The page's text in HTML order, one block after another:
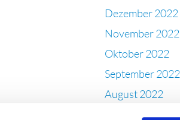
Dezember 2022
November 2022
Oktober 2022
September 2022
August 2022
Juli 2022